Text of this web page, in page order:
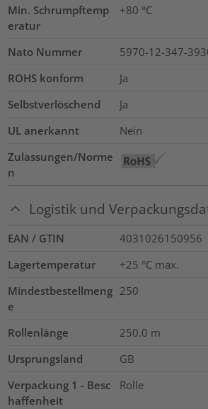
Min. Schrumpftemp
eratur
+80 °C
Nato Nummer
5970-12-347-
ROHS konform
Ja
Selbstverlöschend
Ja
UL anerkannt
Nein
Zulassungen/Norme
n
Logistik und
EAN / GTIN
4031026150956
Lagertemperatur
+25 °C max.
Mindestbestellmeng
e
250
Rollenlänge 250.0 m
Ursprungsland
GB
Verpackung 1 - Besc
haffenheit
Rolle